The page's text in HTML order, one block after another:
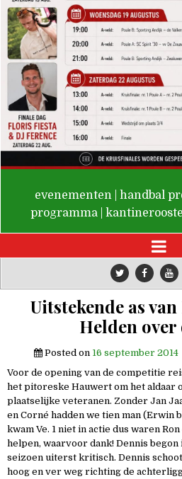
De Valken
evenementen handbal
programma
Uitstekende as
Helden over
Posted on 16 september 2014
Voor de opening van de competitie
het pitoreske Hauwert om het aldaar
plaatselijke veteranen. Zonder Jan
en Corné hadden we tien man (Erwin
kwam Ve. 1 niet in actie dus waren
helpen, waarvoor dank! Dennis begon
seizoen uiterst kritisch. Dennis
hoog en ver weg richting de